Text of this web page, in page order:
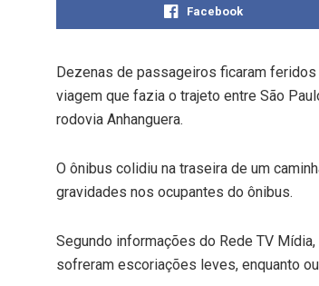
Facebook
Dezenas de passageiros ficaram
viagem que fazia o trajeto entre São
rodovia Anhanguera.
O ônibus colidiu na traseira de um
gravidades nos ocupantes do ônibus.
Segundo informações do Rede TV
sofreram escoriações leves, enquanto